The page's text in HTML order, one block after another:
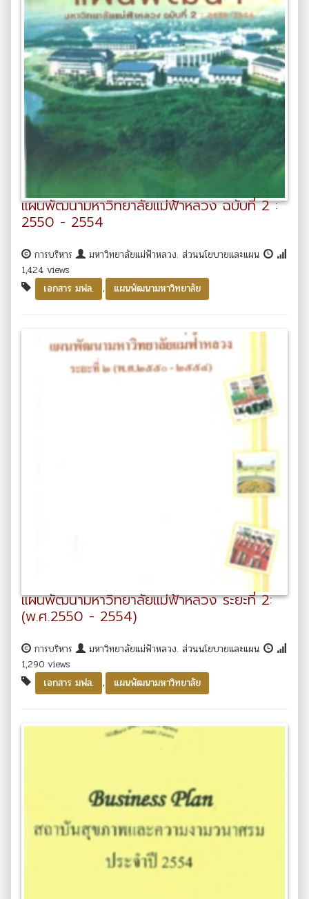
แผนพัฒนามหาวิทยาลัยแม่ฟ้าหลวง ฉบับที่ 2 :
2550 - 2554
การบริหาร
มหาวิทยาลัยแม่ฟ้าหลวง. ส่วนนโยบายและแผน
1,424 views
เอกสาร มฟล.
, แผนพัฒนามหาวิทยาลัย
แผนพัฒนามหาวิทยาลัยแม่ฟ้าหลวง ระยะที่ 2:
(พ.ศ.2550 - 2554)
การบริหาร
มหาวิทยาลัยแม่ฟ้าหลวง. ส่วนนโยบายและแผน
1,290 views
เอกสาร มฟล.
, แผนพัฒนามหาวิทยาลัย